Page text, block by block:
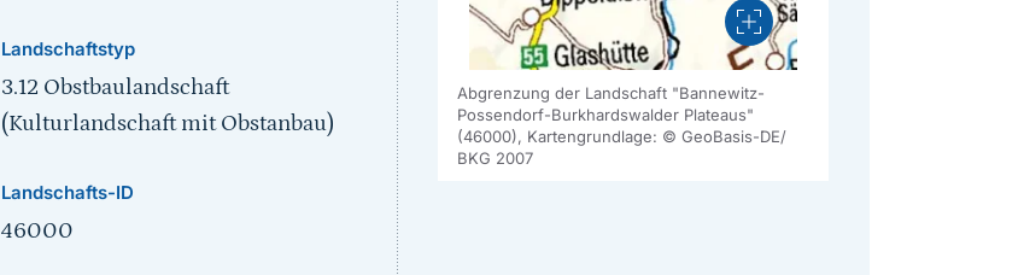
Landschaftstyp
3.12 Obstbaulandschaft
(Kulturlandschaft mit Obstanbau)
Landschafts-ID
46000
Vergrößern
Abgrenzung der Landschaft "Bannewitz-
Possendorf-Burkhardswalder Plateaus"
(46000), Kartengrundlage: © GeoBasis-DE/
BKG 2007